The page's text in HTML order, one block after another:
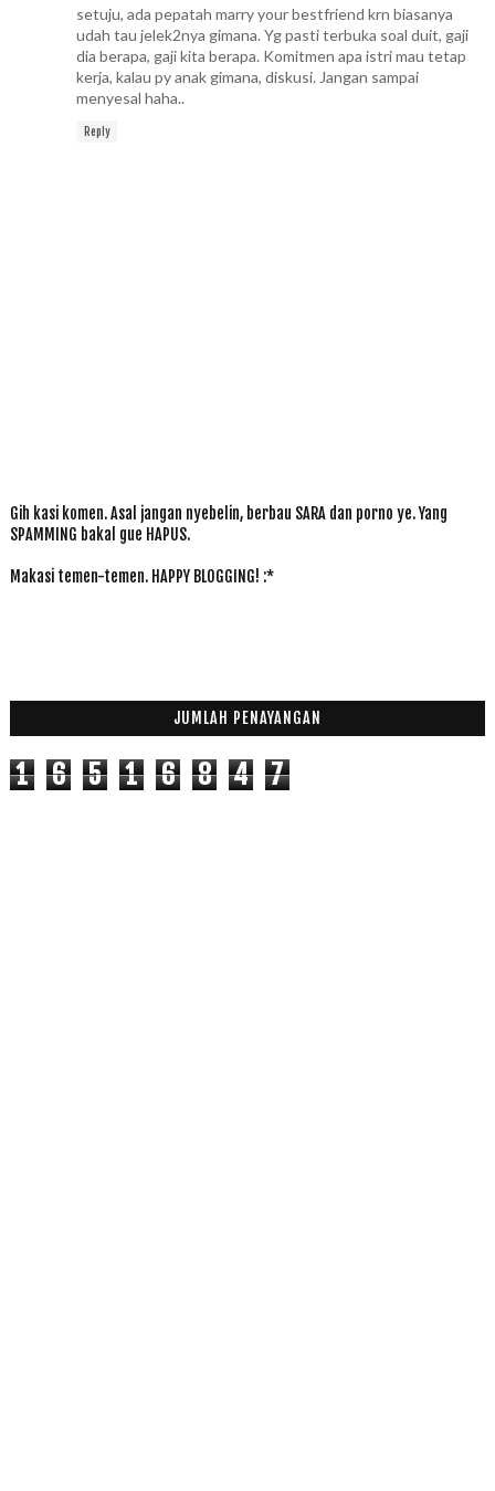
setuju, ada pepatah marry your bestfriend krn biasanya
udah tau jelek2nya gimana. Yg pasti terbuka soal duit, gaji
dia berapa, gaji kita berapa. Komitmen apa istri mau tetap
kerja, kalau py anak gimana, diskusi. Jangan sampai
menyesal haha..
Reply
Gih kasi komen. Asal jangan nyebelin, berbau SARA dan porno ye. Yang
SPAMMING bakal gue HAPUS.
Makasi temen-temen. HAPPY BLOGGING! :*
JUMLAH PENAYANGAN
1 6 5 1 6 8 4 7